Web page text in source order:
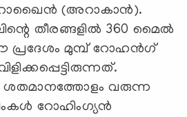
റാഖൈന്‍ (അറാകാന്‍).
തീരങ്ങളില്‍ 360 മൈല്‍
പ്രദേശം മുമ്പ് റോഹന്‍ഗ്
ശതമാനത്തോളം വരുന്ന
റോഹിംഗ്യന്‍